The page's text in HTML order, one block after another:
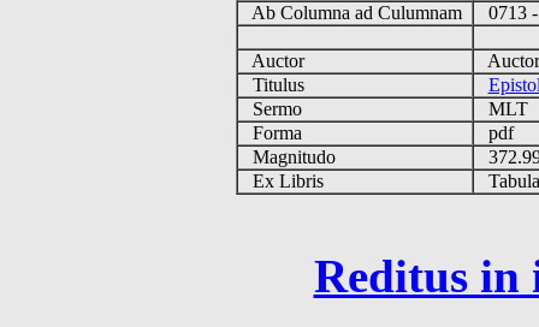
Ab Columna ad Culumnam
0713
Auctor
Titulus
Sermo
MLT
Forma
pdf
Magnitudo
Ex Libris
Reditus in